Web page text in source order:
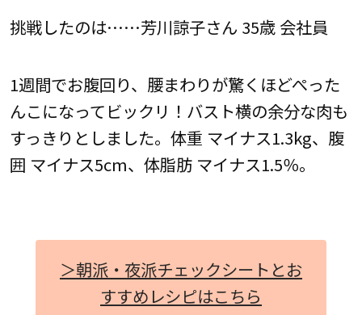
挑戦したのは……芳川諒子さん 35歳 会社員
1週間でお腹回り、腰まわりが驚くほどぺった
んこになってビックリ！バスト横の余分な肉も
すっきりとしました。体重 マイナス1.3kg、腹
囲 マイナス5cm、体脂肪 マイナス1.5％。
＞朝派・夜派チェックシートとお
すすめレシピはこちら